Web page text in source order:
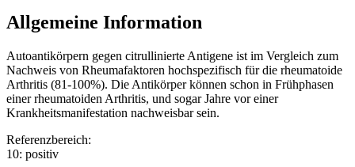
Allgemeine Information
Autoantikörpern gegen citrullinierte Antigene ist im Vergleich zum
Nachweis von Rheumafaktoren hochspezifisch für die rheumatoide
Arthritis (81-100%). Die Antikörper können schon in Frühphasen
einer rheumatoiden Arthritis, und sogar Jahre vor einer
Krankheitsmanifestation nachweisbar sein.
Referenzbereich:
10: positiv